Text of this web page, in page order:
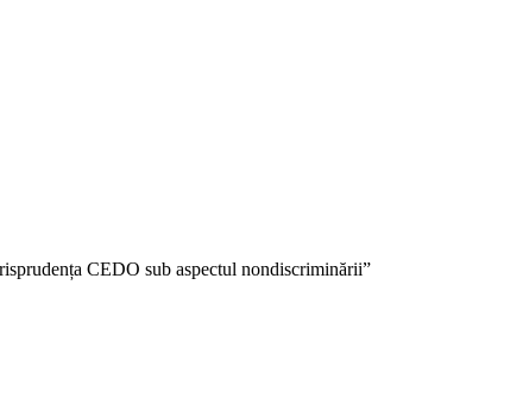
CEDO sub aspectul nondiscriminării”